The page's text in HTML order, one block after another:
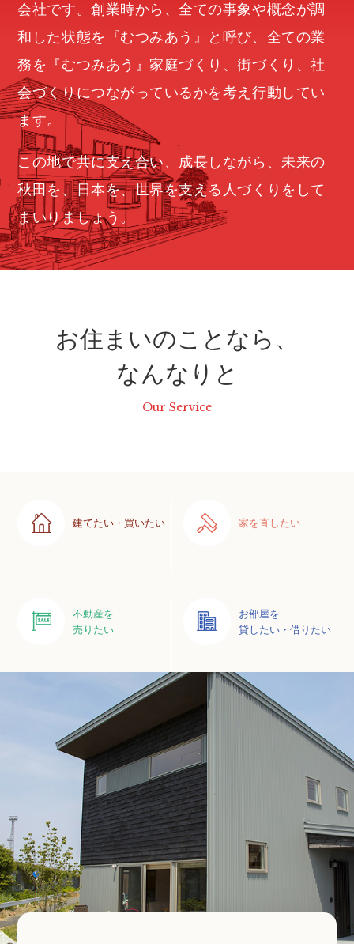
会社です。創業時から、全ての事象や概念が調
和した状態を『むつみあう』と呼び、全ての業
務を『むつみあう』家庭づくり、街づくり、社
会づくりにつながっているかを考え行動してい
ます。
この地で共に支え合い、成長しながら、未来の
秋田を、日本を、世界を支える人づくりをして
まいりましょう。
お住まいのことなら、
なんなりと
Our Service
建てたい・買いたい 家を直したい
不動産を
売りたい
お部屋を
貸したい・借りたい